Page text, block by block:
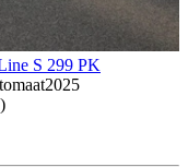
S 299 PK
2025